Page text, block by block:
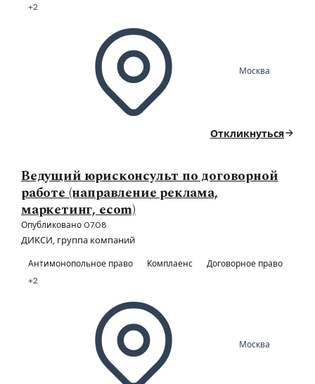
+2
Москва
Откликнуться
Ведущий юрисконсульт по договорной
работе (направление реклама,
маркетинг, ecom)
Опубликовано 07.08
ДИКСИ, группа компаний
Антимонопольное право Комплаенс
Договорное право
+2
Москва